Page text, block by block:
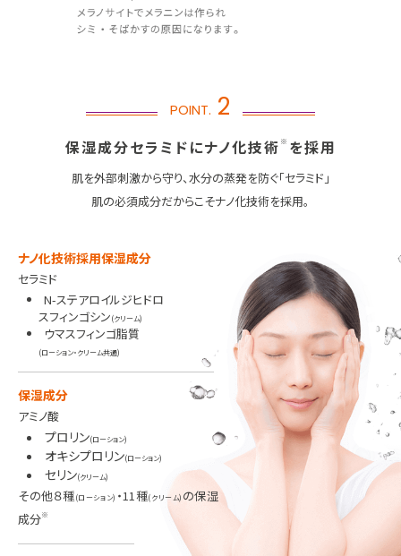
POINT. 2
保湿成分セラミドにナノ化技術 ※ を採用
肌を外部刺激から守り、水分の蒸発を防ぐ「セラミド」
肌の必須成分だからこそナノ化技術を採用。
ナノ化技術採用保湿成分
セラミド
N-ステアロイルジヒドロ
スフィンゴシン(クリーム)
ウマスフィンゴ脂質
(ローション・クリーム共通)
保湿成分
アミノ酸
プロリン(ローション)
オキシプロリン(ローション)
セリン(クリーム)
その他８種(ローション) ・11種(クリーム) の保湿
成分※